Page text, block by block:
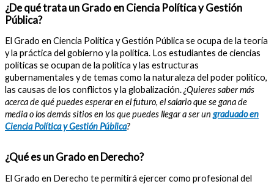
¿De qué trata un Grado en Ciencia Política y Gestión
Pública?
El Grado en Ciencia Política y Gestión Pública se ocupa de la teoría
y la práctica del gobierno y la política. Los estudiantes de ciencias
políticas se ocupan de la política y las estructuras
gubernamentales y de temas como la naturaleza del poder político,
las causas de los conflictos y la globalización.¿Quieres saber más
acerca de qué puedes esperar en el futuro, el salario que se gana de
media o los demás sitios en los que puedes llegar a ser un graduado en
Ciencia Política y Gestión Pública?
¿Qué es un Grado en Derecho?
El Grado en Derecho te permitirá ejercer como profesional del